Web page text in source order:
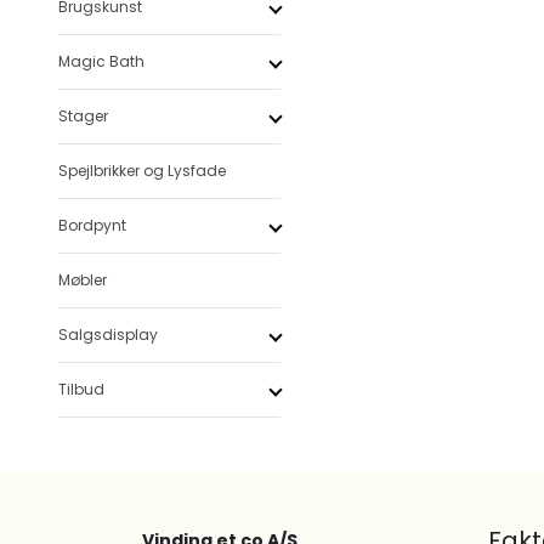
Brugskunst
Magic Bath
Stager
Spejlbrikker og Lysfade
Bordpynt
Møbler
Salgsdisplay
Tilbud